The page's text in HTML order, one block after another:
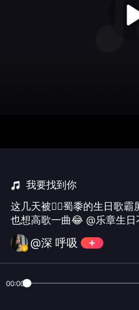
我要找到你
这几天被👮‍♀️蜀黍的生日歌霸
也想高歌一曲😂 @乐章生日
谢祝福🙏）生日快乐🎂愿你
事事皆称心🌹也祝嫂子早日
健康平安❤️
@深 呼吸
00:00